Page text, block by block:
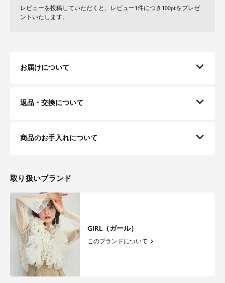
ブラウスは細かな柄が浮きたつコードレースで、繊細かつ洗練された印象
に。
レビューを投稿していただくと、レビュー1件につき100ptをプレゼ
ントいたします。
お届けについて
返品・交換について
商品のお手入れについて
取り扱いブランド
GIRL（ガール）
このブランドについて